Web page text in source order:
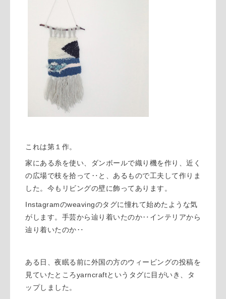
これは第１作。
家にある糸を使い、ダンボールで織り機を作り、近く
の広場で枝を拾って‥と、あるもので工夫して作りま
した。今もリビングの壁に飾ってあります。
Instagramのweavingのタグに憧れて始めたような気
がします。手芸から辿り着いたのか‥インテリアから
辿り着いたのか‥
ある日、夜眠る前に外国の方のウィービングの投稿を
見ていたところyarncraftというタグに目がいき、タ
ップしました。